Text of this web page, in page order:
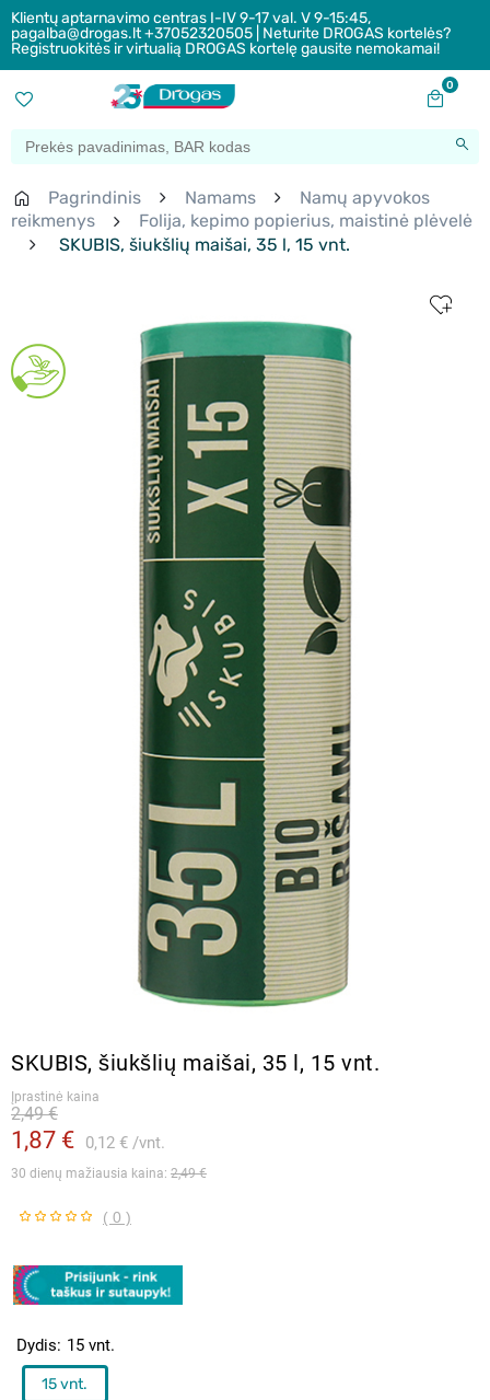
Klientų aptarnavimo centras I-IV 9-17 val. V 9-15:45,
pagalba@drogas.lt +37052320505 | Neturite DROGAS kortelės?
Registruokitės ir virtualią DROGAS kortelę gausite nemokamai!
0
Pagrindinis Namams
Namų apyvokos
reikmenys
Folija, kepimo popierius, maistinė plėvelė
SKUBIS, šiukšlių maišai, 35 l, 15 vnt.
SKUBIS, šiukšlių maišai, 35 l, 15 vnt.
Įprastinė kaina
1,87 € 0,12 € vnt.
2,49 €
30 dienų mažiausia kaina: 2,49 €
( 0 )
Dydis 15 vnt.
15 vnt.